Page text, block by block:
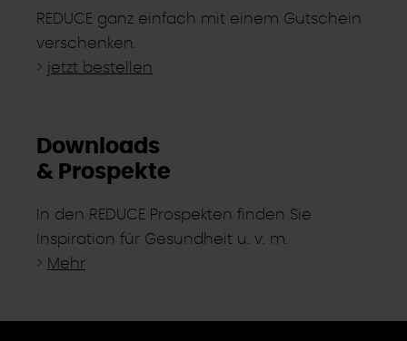
REDUCE ganz einfach mit einem Gutschein
verschenken.
> jetzt bestellen
Downloads
& Prospekte
In den REDUCE Prospekten finden Sie
Inspiration für Gesundheit u. v. m.
> Mehr